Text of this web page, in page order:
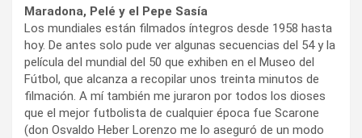
Maradona, Pelé y el Pepe Sasía
Los mundiales están filmados íntegros desde 1958 hasta
hoy. De antes solo pude ver algunas secuencias del 54 y la
película del mundial del 50 que exhiben en el Museo del
Fútbol, que alcanza a recopilar unos treinta minutos de
filmación. A mí también me juraron por todos los dioses
que el mejor futbolista de cualquier época fue Scarone
(don Osvaldo Heber Lorenzo me lo aseguró de un modo